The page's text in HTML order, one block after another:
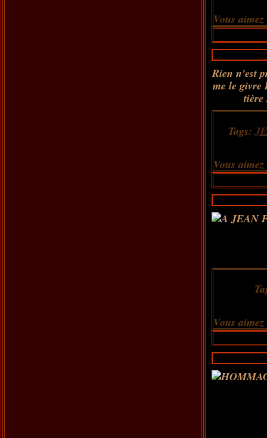
Vous aimez
Rien n'est
me le givre
tière
Tags:
Vous aimez
Vous aimez